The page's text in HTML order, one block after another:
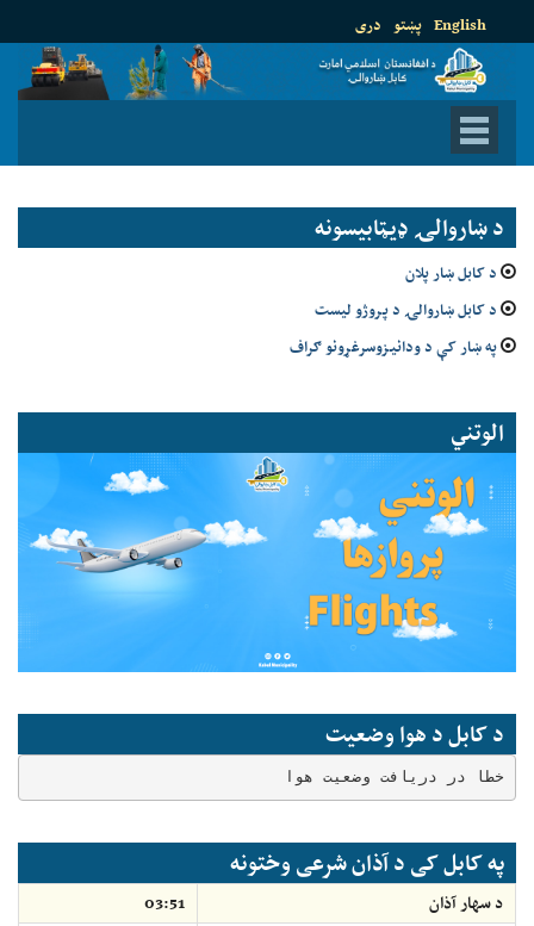
دری پښتو English
د ښاروالۍ ډيټابيسونه
د کابل ښار پلان
د کابل ښاروالۍ د پروژو لیست
په ښار کې د ودانیزوسرغړونو ګراف
الوتني
د کابل د هوا وضعیت
خطا در دریافت وضعیت هوا
په کابل کی د آذان شرعی وختونه
د سهار آذان
03:51